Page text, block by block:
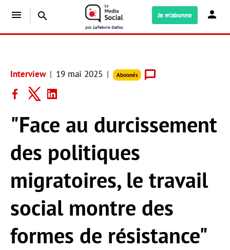
menu search Je m'abonne
Interview 19 mai 2025 Abonnés
"Face au durcissement
des politiques
migratoires, le travail
social montre des
formes de résistance"